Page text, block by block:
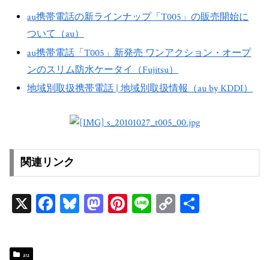
au携帯電話の新ラインナップ「T005」の販売開始に
ついて（au）
au携帯電話「T005」新発売 ワンアクション・オープ
ンのスリム防水ケータイ（Fujitsu）
地域別取扱携帯電話 | 地域別取扱情報（au by KDDI）
関連リンク
X Fa Bl M Pi Li C
au